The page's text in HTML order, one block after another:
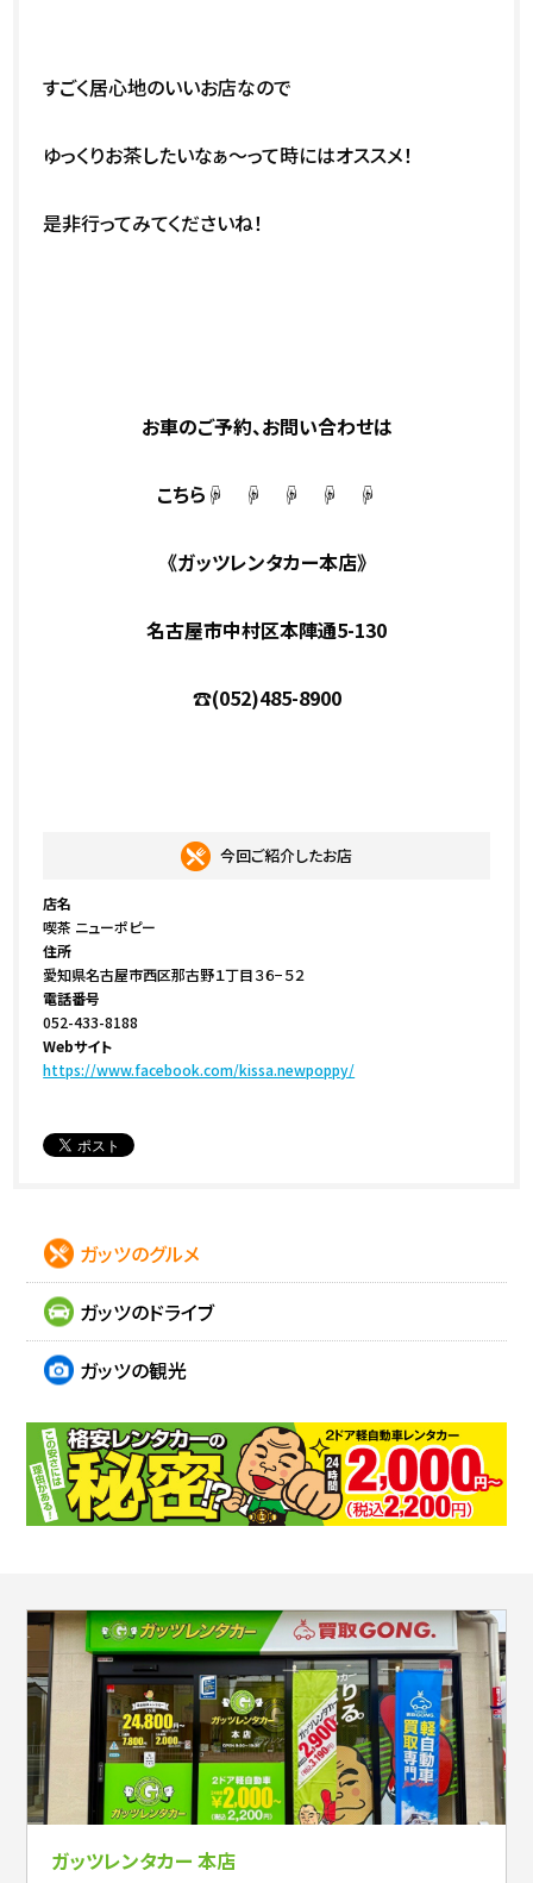
すごく居心地のいいお店なので
ゆっくりお茶したいなぁ～って時にはオススメ！
是非行ってみてくださいね！
お車のご予約、お問い合わせは
こちら☟ ☟ ☟ ☟ ☟
《ガッツレンタカー本店》
名古屋市中村区本陣通5-130
☎(052)485-8900
今回ご紹介したお店
店名
喫茶 ニューポピー
住所
愛知県名古屋市西区那古野１丁目３６−５２
電話番号
052-433-8188
Webサイト
https://www.facebook.com/kissa.newpoppy/
ガッツのグルメ
ガッツのドライブ
ガッツの観光
ガッツレンタカー 本店